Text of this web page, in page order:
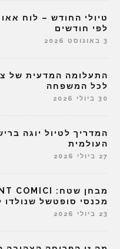
טיולי החודש – לוח
לפי חודשים
3 באוגוסט 2026
התעלומה המדעית של
לכל המשפחה
30 ביולי 2026
המדריך לטיול יוגה
העולמית
27 ביולי 2026
מכנסי סופטשל שנולדו
23 ביולי 2026